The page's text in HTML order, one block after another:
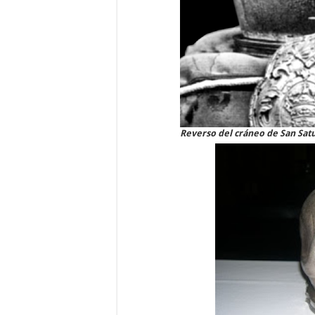
Reverso del cráneo de San